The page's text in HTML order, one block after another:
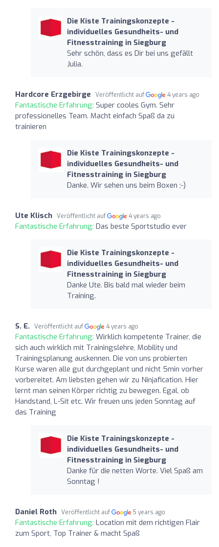
Die Kiste Trainingskonzepte -
individuelles Gesundheits- und
Fitnesstraining in Siegburg
Sehr schön, dass es Dir bei uns gefällt
Julia.
Hardcore Erzgebirge Veröffentlicht auf 4 years ago
Fantastische Erfahrung: Super cooles Gym. Sehr
professionelles Team. Macht einfach Spaß da zu
trainieren
Die Kiste Trainingskonzepte -
individuelles Gesundheits- und
Fitnesstraining in Siegburg
Danke. Wir sehen uns beim Boxen ;-)
Ute Klisch Veröffentlicht auf 4 years ago
Fantastische Erfahrung: Das beste Sportstudio ever
Die Kiste Trainingskonzepte -
individuelles Gesundheits- und
Fitnesstraining in Siegburg
Danke Ute. Bis bald mal wieder beim
Training.
S. E. Veröffentlicht auf 4 years ago
Fantastische Erfahrung: Wirklich kompetente Trainer, die
sich auch wirklich mit Trainingslehre, Mobility und
Trainingsplanung auskennen. Die von uns probierten
Kurse waren alle gut durchgeplant und nicht 5min vorher
vorbereitet. Am liebsten gehen wir zu Ninjafication. Hier
lernt man seinen Körper richtig zu bewegen. Egal, ob
Handstand, L-Sit etc. Wir freuen uns jeden Sonntag auf
das Training
Die Kiste Trainingskonzepte -
individuelles Gesundheits- und
Fitnesstraining in Siegburg
Danke für die netten Worte. Viel Spaß am
Sonntag !
Daniel Roth Veröffentlicht auf 5 years ago
Fantastische Erfahrung: Location mit dem richtigen Flair
zum Sport, Top Trainer & macht Spaß